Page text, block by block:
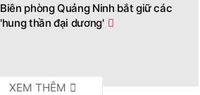
Biên phòng Quảng Ninh bắt giữ các
'hung thần đại dương'